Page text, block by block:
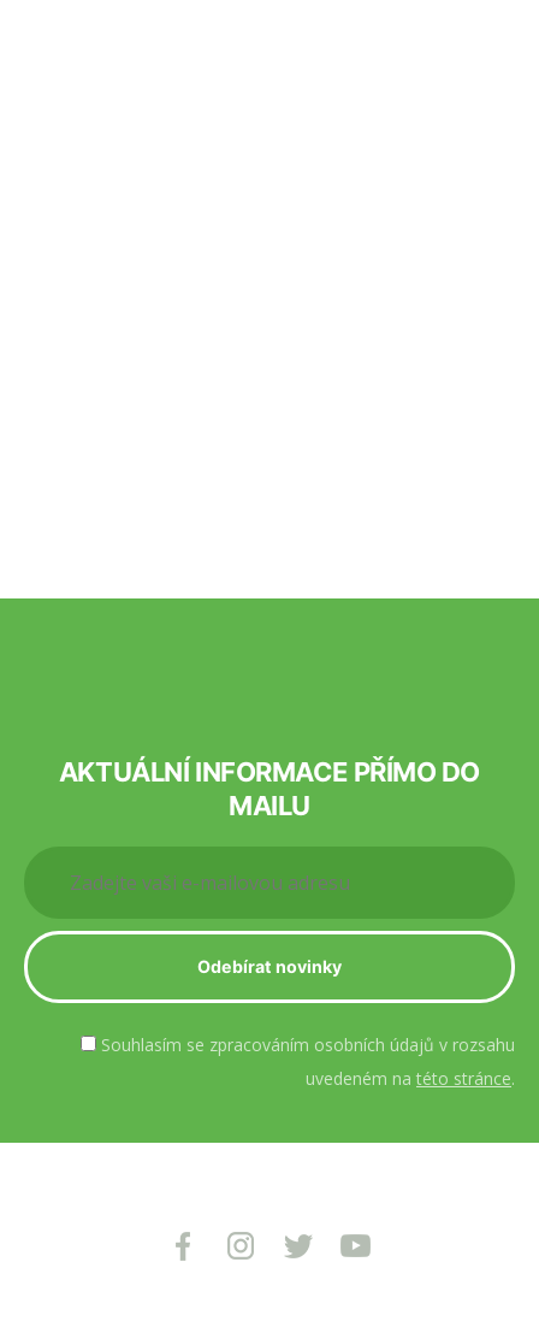
AKTUÁLNÍ INFORMACE PŘÍMO DO
MAILU
Souhlasím se zpracováním osobních údajů v rozsahu
uvedeném na této stránce.